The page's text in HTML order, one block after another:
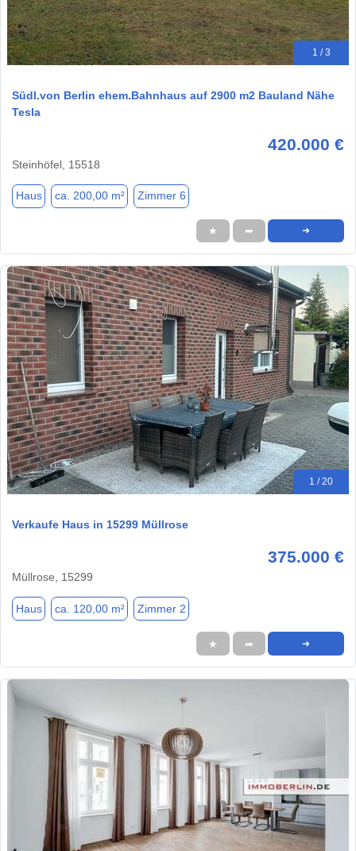
1 / 3
Südl.von Berlin ehem.Bahnhaus auf 2900 m2 Bauland Nähe
Tesla
420.000 €
Steinhöfel, 15518
Haus ca. 200,00 m² Zimmer 6
★ ➦ ➜
1 / 20
Verkaufe Haus in 15299 Müllrose
375.000 €
Müllrose, 15299
Haus ca. 120,00 m² Zimmer 2
★ ➦ ➜